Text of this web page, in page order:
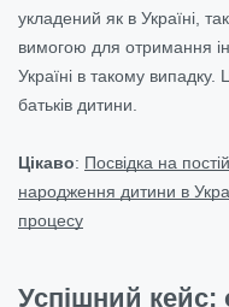
укладений як в Україні,
вимогою для отримання
Україні в такому
батьків дитини.
Цікаво: Посвідка на
народження дитини в
процесу
Успішний кейс: